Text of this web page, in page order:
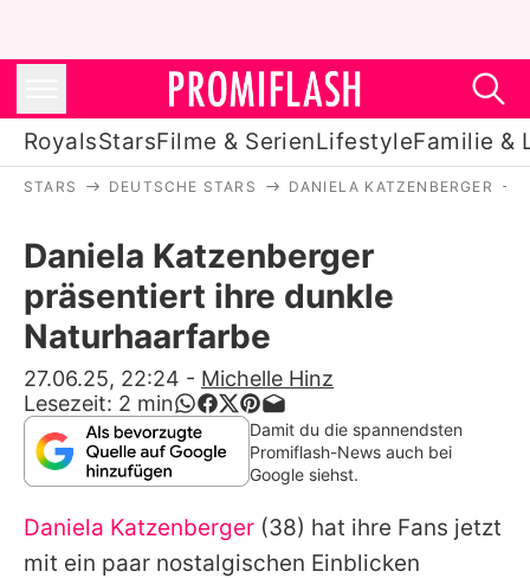
RoyalsStarsFilme & SerienLifestyleFamilie &
Stars
Filme & Serien
Lifestyle
Familie & Liebe
Promiflash Exklusiv
Alle Themen auf Promiflash
STARS DEUTSCHE STARS DANIELA KATZENBERGER
Daniela Katzenberger
präsentiert ihre dunkle
Naturhaarfarbe
27.06.25, 22:24 - Michelle Hinz
Lesezeit: 2 min
Damit du die spannendsten
Promiflash-News auch bei
Google siehst.
Daniela Katzenberger (38) hat ihre Fans jetzt
mit ein paar nostalgischen Einblicken